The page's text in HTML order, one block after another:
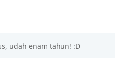
udah enam tahun! :D